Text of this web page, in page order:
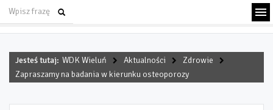
Jesteś tutaj: WDK Wieluń Aktualności
Zdrowie
Zapraszamy na badania w kierunku osteoporozy